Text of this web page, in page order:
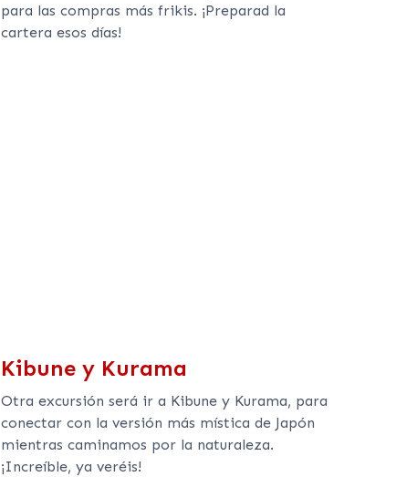
para las compras más frikis. ¡Preparad la
cartera esos días!
Kibune y Kurama
Otra excursión será ir a Kibune y Kurama, para
conectar con la versión más mística de Japón
mientras caminamos por la naturaleza.
¡Increíble, ya veréis!